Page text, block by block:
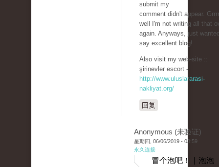
submit my
comment didn't appear.
well I'm not writing all that
again. Anyways, just
say excellent blog!
Also visit my web-site ::
şirinevler escort -
http://www.uluslararasi-
nakliyat.org/
回复
Anonymous (未验证)
星期四, 06/06/2019 - 03:59
永久连接
冒个泡吧！ | 泡泡